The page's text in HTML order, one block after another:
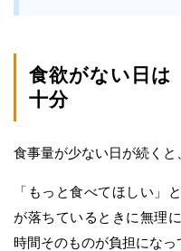
食欲がない日は
十分
食事量が少ない日が続くと
「もっと食べてほしい」
が落ちているときに無理
時間そのものが負担になっ